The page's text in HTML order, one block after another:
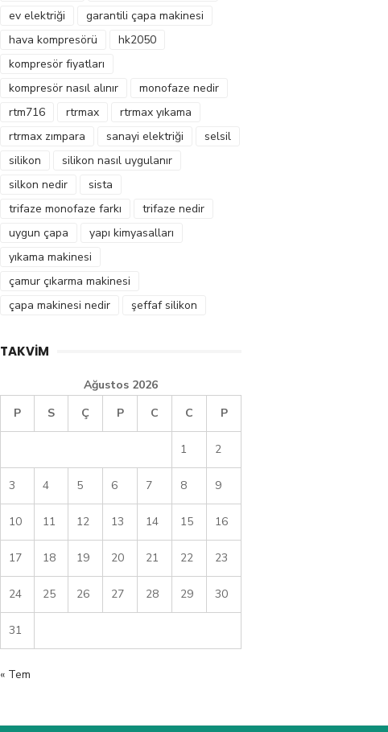
ev elektriği
garantili çapa makinesi
hava kompresörü
hk2050
kompresör fiyatları
kompresör nasıl alınır
monofaze nedir
rtm716
rtrmax
rtrmax yıkama
rtrmax zımpara
sanayi elektriği
selsil
silikon
silikon nasıl uygulanır
silkon nedir
sista
trifaze monofaze farkı
trifaze nedir
uygun çapa
yapı kimyasalları
yıkama makinesi
çamur çıkarma makinesi
çapa makinesi nedir
şeffaf silikon
TAKVIM
Ağustos 2026
P
S Ç P C C P
1 2
3 4 5 6 7 8 9
10 11 12 13 14 15 16
17 18 19 20 21 22 23
24 25 26 27 28 29 30
31
« Tem